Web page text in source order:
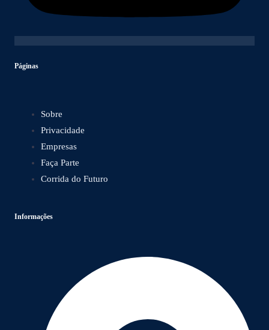
Páginas
Sobre
Privacidade
Empresas
Faça Parte
Corrida do Futuro
Informações